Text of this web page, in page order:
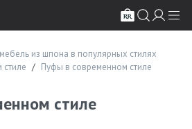
из шпона в популярных стилях
Пуфы в современном стиле
стиле